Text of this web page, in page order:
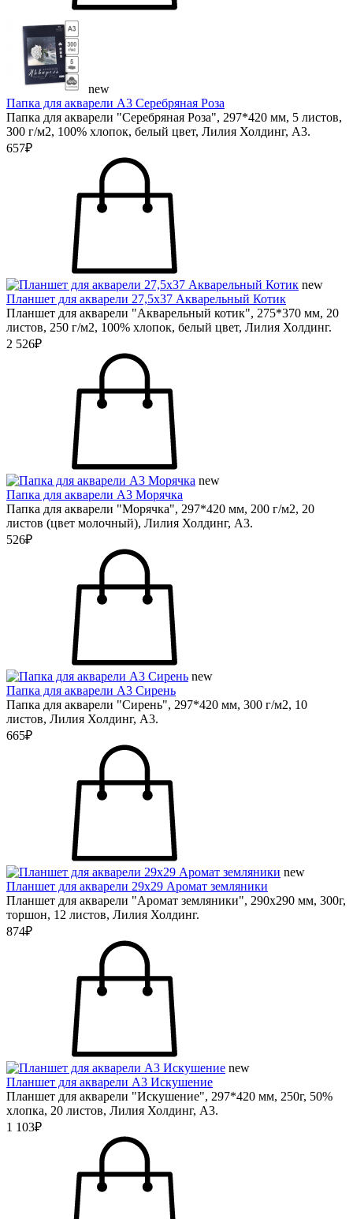
new
Папка для акварели А3 Серебряная Роза
Папка для акварели "Серебряная Роза", 297*420 мм, 5 листов,
300 г/м2, 100% хлопок, белый цвет, Лилия Холдинг, А3.
657₽
new
Планшет для акварели 27,5х37 Акварельный Котик
Планшет для акварели "Акварельный котик", 275*370 мм, 20
листов, 250 г/м2, 100% хлопок, белый цвет, Лилия Холдинг.
2 526₽
new
Папка для акварели А3 Морячка
Папка для акварели "Морячка", 297*420 мм, 200 г/м2, 20
листов (цвет молочный), Лилия Холдинг, А3.
526₽
new
Папка для акварели А3 Сирень
Папка для акварели "Сирень", 297*420 мм, 300 г/м2, 10
листов, Лилия Холдинг, А3.
665₽
new
Планшет для акварели 29х29 Аромат земляники
Планшет для акварели "Аромат земляники", 290х290 мм, 300г,
торшон, 12 листов, Лилия Холдинг.
874₽
new
Планшет для акварели А3 Искушение
Планшет для акварели "Искушение", 297*420 мм, 250г, 50%
хлопка, 20 листов, Лилия Холдинг, А3.
1 103₽